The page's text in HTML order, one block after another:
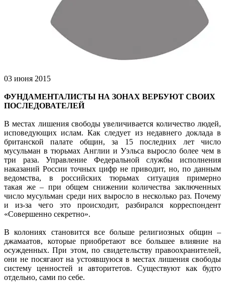
03 июня 2015
ФУНДАМЕНТАЛИСТЫ НА ЗОНАХ ВЕРБУЮТ СВОИХ
ПОСЛЕДОВАТЕЛЕЙ
В местах лишения свободы увеличивается количество людей,
исповедующих ислам. Как следует из недавнего доклада в
британской палате общин, за 15 последних лет число
мусульман в тюрьмах Англии и Уэльса выросло более чем в
три раза. Управление Федеральной службы исполнения
наказаний России точных цифр не приводит, но, по данным
ведомства, в российских тюрьмах ситуация примерно
такая же – при общем снижении количества заключенных
число мусульман среди них выросло в несколько раз. Почему
и из-за чего это происходит, разбирался корреспондент
«Совершенно секретно».
В колониях становится все больше религиозных общин –
джамаатов, которые приобретают все большее влияние на
осужденных. При этом, по свидетельству правоохранителей,
они не посягают на устоявшуюся в местах лишения свободы
систему ценностей и авторитетов. Существуют как будто
отдельно, сами по себе.